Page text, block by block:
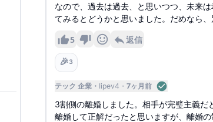
なので、過去は過去、と思いつつ、未来
てみるとどうかと思いました。だめなら
5 返信
🎉3
テック 企業 Iipev4 7ヶ月前
3割側の離婚しました。相手が完璧主義だ
離婚して正解だったと思いますが、離婚